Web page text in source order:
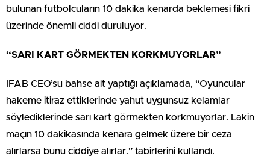
bulunan futbolcuların 10 dakika kenarda beklemesi fikri
üzerinde önemli ciddi duruluyor.
“SARI KART GÖRMEKTEN KORKMUYORLAR”
IFAB CEO’su bahse ait yaptığı açıklamada, “Oyuncular
hakeme itiraz ettiklerinde yahut uygunsuz kelamlar
söylediklerinde sarı kart görmekten korkmuyorlar. Lakin
maçın 10 dakikasında kenara gelmek üzere bir ceza
alırlarsa bunu ciddiye alırlar.” tabirlerini kullandı.